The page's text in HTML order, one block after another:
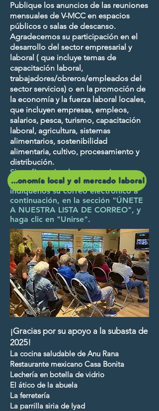
Publique los anuncios de las reuniones
mensuales de V-MCC en espacios
públicos o salas de descanso.
Agradecemos su participación en el
desarrollo del sector empresarial y
laboral ( que incluye temas de
capacitación laboral,
trabajadores/obreros/empleados del
sector servicios) o en la promoción de
la economía y la fuerza laboral locales,
que incluyen empresas, empleos,
salarios, pesca, turismo, capacitación
laboral, agricultura, sistemas
alimentarios, sostenibilidad
alimentaria, cultivo, procesamiento y
distribución.
Si prefiere simplemente unirse a
nuestra lista de correo, por favor,
indíquenos su correo electrónico a
continuación, en la sección "ÚNETE
A NUESTRA LISTA DE CORREO", y
haga clic en "Unirse".
Noticias sobre la economía local y el mercado laboral.
¡Gracias por su apoyo a la subasta de
2025!
La cocina saludable de Anu Rana
Restaurante mexicano Casa Bonita
Lechería en botella de vidrio
El ático de la abuela
La ferretería
La parrilla siria de Iyad